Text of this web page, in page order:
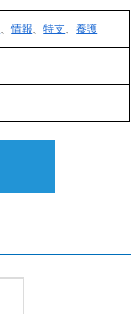
、情報 、特支 、養護